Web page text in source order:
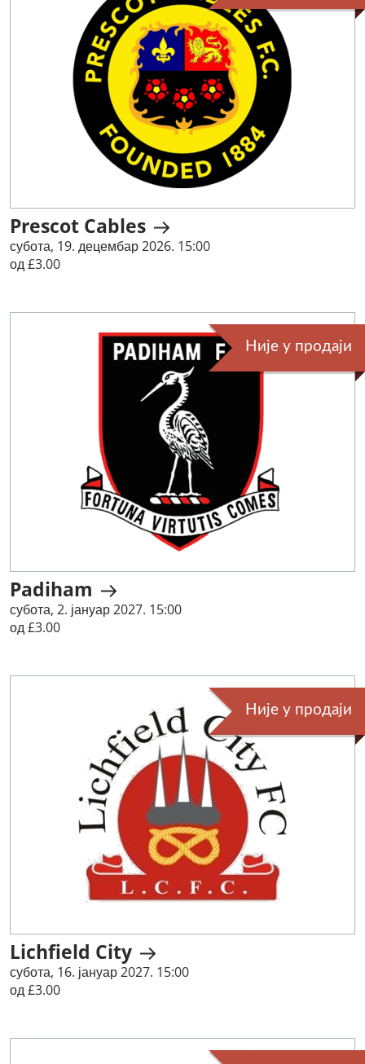
Prescot Cables
субота, 19. децембар 2026. 15:00
од £3.00
Није у продаји
Padiham
субота, 2. јануар 2027. 15:00
од £3.00
Није у продаји
Lichfield City
субота, 16. јануар 2027. 15:00
од £3.00